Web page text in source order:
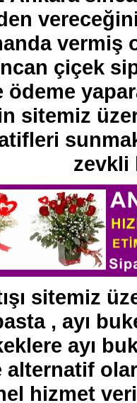
çiçek
ödeme
sitemiz
zevkli
sitemiz
, ayı
ayı
hizmet